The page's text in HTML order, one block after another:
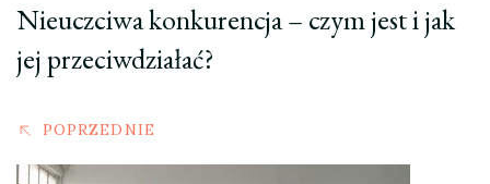
Nieuczciwa konkurencja – czym jest i jak
jej przeciwdziałać?
POPRZEDNIE